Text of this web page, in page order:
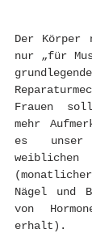
Der
nur „für
Frauen
mehr
es
Nägel und
von
erhalt).